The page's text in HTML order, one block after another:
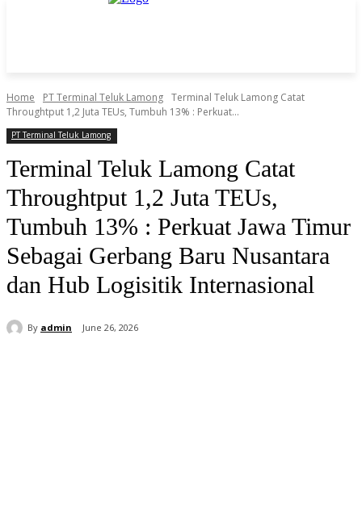
Home PT Terminal Teluk Lamong Terminal Teluk Lamong Catat
Throughtput 1,2 Juta TEUs, Tumbuh 13% : Perkuat...
PT Terminal Teluk Lamong
Terminal Teluk Lamong Catat
Throughtput 1,2 Juta TEUs,
Tumbuh 13% : Perkuat Jawa Timur
Sebagai Gerbang Baru Nusantara
dan Hub Logisitik Internasional
By admin June 26, 2026